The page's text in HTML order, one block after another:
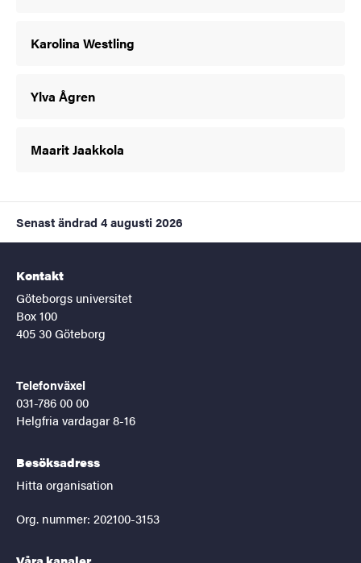
Karolina Westling
Ylva Ågren
Maarit Jaakkola
Senast ändrad 4 augusti 2026
Kontakt
Göteborgs universitet
Box 100
405 30 Göteborg
Telefonväxel
031-786 00 00
Helgfria vardagar 8-16
Besöksadress
Hitta organisation
Org. nummer: 202100-3153